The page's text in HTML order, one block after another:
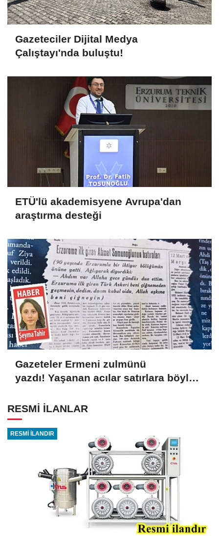
Gazeteciler Dijital Medya
Çalıştayı'nda buluştu!
ETÜ'lü akademisyene Avrupa'dan
araştırma desteği
Gazeteler Ermeni zulmünü
yazdı! Yaşanan acılar satırlara böyle
RESMİ İLANLAR
RESMİ İLANDIR